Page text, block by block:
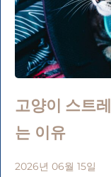
고양이 스트
는 이유
2026년 06월 15일